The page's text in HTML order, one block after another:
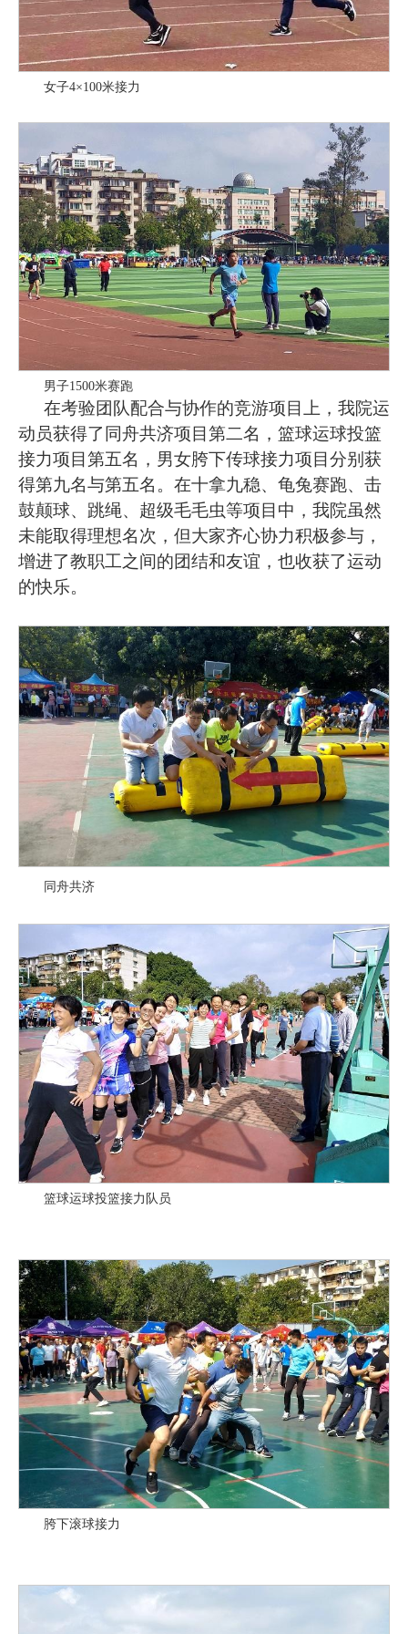
女子4×100米接力
男子1500米赛跑
在考验团队配合与协作的竞游项目上，我院运
动员获得了同舟共济项目第二名，篮球运球投篮
接力项目第五名，男女胯下传球接力项目分别获
得第九名与第五名。在十拿九稳、龟兔赛跑、击
鼓颠球、跳绳、超级毛毛虫等项目中，我院虽然
未能取得理想名次，但大家齐心协力积极参与，
增进了教职工之间的团结和友谊，也收获了运动
的快乐。
同舟共济
篮球运球投篮接力队员
胯下滚球接力